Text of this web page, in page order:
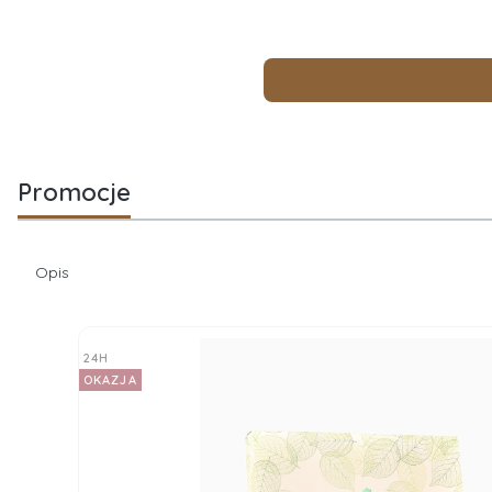
Promocje
Opis
24H
OKAZJA